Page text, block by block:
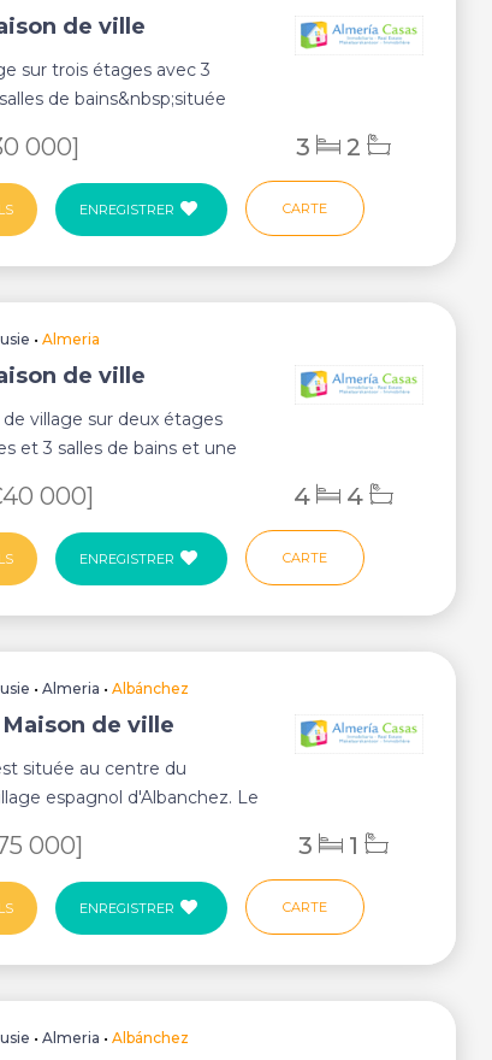
de ville
sur trois étages avec 3
de bains&nbsp;située
000] 3 2
ENREGISTRER CARTE
•Almeria
de ville
village sur deux étages
et 3 salles de bains et une
000] 4 4
ENREGISTRER CARTE
•Almeria •Albánchez
de ville
située au centre du
espagnol d'Albanchez. Le
000] 3 1
ENREGISTRER CARTE
•Almeria •Albánchez